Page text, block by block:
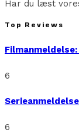
Har du læst
Top Reviews
Filmanmeldelse:
6
6